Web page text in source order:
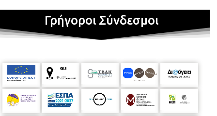
Γρήγοροι Σύνδεσμοι